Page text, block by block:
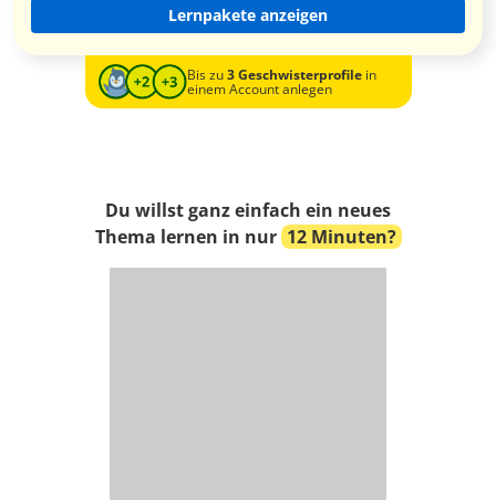
Lernpakete anzeigen
Bis zu3 Geschwisterprofilein
einem Account anlegen
Du willst ganz einfach ein neues
Thema lernen in nur 12 Minuten?